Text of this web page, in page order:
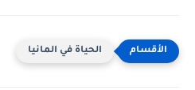
الحياة في المانيا